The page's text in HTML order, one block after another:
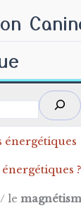
énergétiques
?
le